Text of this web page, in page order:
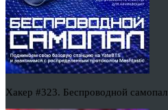
Хакер #323. Беспроводной самопал